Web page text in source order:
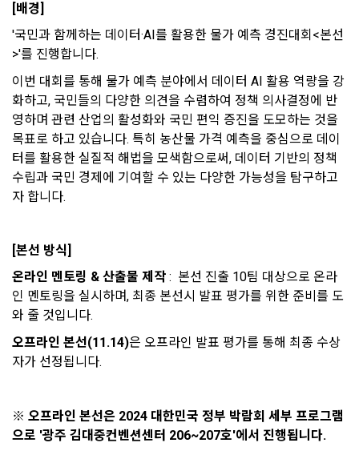
메일 인증 필요
[데이콘] 회원가입 인증메일
여 컴퓨터 등 정보 통신 설비를 이용하여 설정한 가상의 영업장
또는 "회사"가 운영하는 아래 웹사이트를 말한다.
가. ***.dacon.io
2. "서비스"라 함은 “대회”, “교육”, “인재풀 등록” 등 사이트에서
제공하는 모든 서비스를 말한다. 그 외 "회사"가 운영하는 사이
트를 통해 개인이 등록한 자료를 DB화하여 각각의 목적에 맞게
분류, 가공, 집계하여 정보를 제공하는 서비스를 포함한다.
3. "개인회원"이라 함은 서비스를 이용하기 위하여 이 약관에 동
의하고 "회사"와 이용 계약을 체결한 개인을 말한다.
4. “인재회원”이라 함은 “데이콘 인재풀 서비스”를 이용하기 위
는 것에 동의한 “개인회원”을 말한다.
5. “기업회원”이라 함은 “회사”에 대회의 주최를 의뢰하거나, 채
용 의뢰 서비스 등을 이용하기 위해 “회사”와 일정 계약을 한 개
인 또는 법인을 말한다.
회원”이 AI 코드를 제출하고, “회사”는 이를 평가하여 우수작을
선정하는 제반 행위를 말한다.
해커톤, AI해커톤, AI경진대회 등을 말한다.
적을 달성한 정보를 언제, 어떻게 파기 하는지 등 ‘개인정보의 한
살이’와 관련한 정보를 투명하게 제공합니다.
정보주체로서 이용자는 자신의 개인정보에 대해 어떤 권리를 가
지고 있으며, 이를 어떤 방법과 절차로 행사할 수 있는지를 알려
드립니다. 또한, 법정대리인(부모 등)이 만14세 미만 아동의 개
인정보 보호를 위해 어떤 권리를 행사할 수 있는지도 함께 안내
합니다.
개인정보 침해사고가 발생하는 경우, 추가적인 피해를 예방하고
그 무엇보다도, 개인정보와 관련하여 데이콘과 이용자 간의 권
리 및 의무 관계를 규정하여 이용자의 ‘개인정보자기결정권’을
보장하는 수단이 됩니다.
2. 개인정보의 수집 및 이용목적
를 수집하고 있으며, 다음 목적 이외의 용도로는 수집한 개인정
보를 이용하지 않습니다.
안내 서비스가 제한됩니다.
2. 미동의 시 불이익 사항
개인정보보호법 제22조 제5항에 의해 선택정보 사항에 대해서
는 동의 거부 하시더라도 서비스 이용에 제한되지 않습니다.
단, 할인, 이벤트 및 이용자 맞춤형 상품 추천 등의 마케팅 정보
안내 서비스가 제한됩니다.
DACON에서 제공하는 마케팅 정보를 원하지 않을 경우 ‘홈>계
의(선택)’에서 철회를 요청할 수 있습니다.
또한 향후 마케팅 활용에 새롭게 동의하고자 하는 경우에는 ‘홈>
계정관리 페이지의 하단 마케팅(대회 진행, 교육 등) 정보 수신
동의(선택)’에서 동의하실 수 있습니다.
[배경]
'국민과 함께하는 데이터·AI를 활용한 물가 예측 경진대회<본선
>'를 진행합니다.
이번 대회를 통해 물가 예측 분야에서 데이터 AI 활용 역량을 강
화하고, 국민들의 다양한 의견을 수렴하여 정책 의사결정에 반
영하며 관련 산업의 활성화와 국민 편익 증진을 도모하는 것을
목표로 하고 있습니다. 특히 농산물 가격 예측을 중심으로 데이
터를 활용한 실질적 해법을 모색함으로써, 데이터 기반의 정책
수립과 국민 경제에 기여할 수 있는 다양한 가능성을 탐구하고
자 합니다.
[본선 방식]
온라인 멘토링 & 산출물 제작 :  본선 진출 10팀 대상으로 온라
인 멘토링을 실시하며, 최종 본선시 발표 평가를 위한 준비를 도
와 줄 것입니다.
오프라인 본선(11.14)은 오프라인 발표 평가를 통해 최종 수상
자가 선정됩니다.
※ 오프라인 본선은 2024 대한민국 정부 박람회 세부 프로그램
으로 '광주 김대중컨벤션센터 206~207호'에서 진행됩니다.